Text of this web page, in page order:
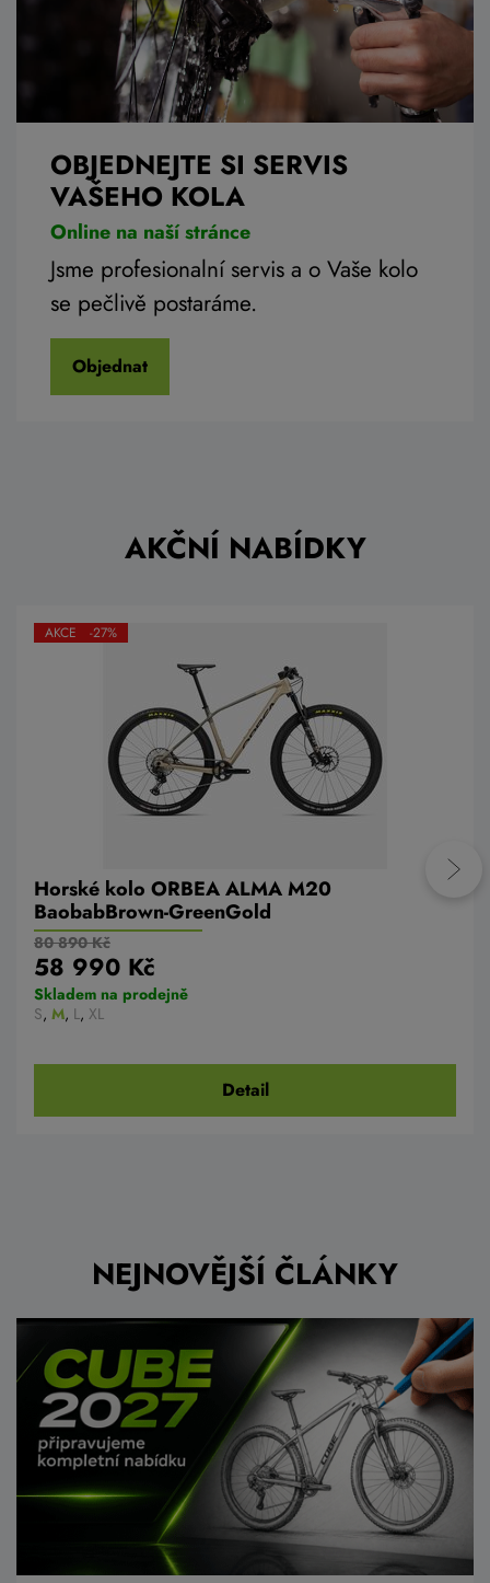
OBJEDNEJTE SI SERVIS
VAŠEHO KOLA
Online na naší stránce
Jsme profesionalní servis a o Vaše kolo
se pečlivě postaráme.
Objednat
AKČNÍ NABÍDKY
Horské kolo ORBEA ALMA M20
BaobabBrown-GreenGold
AKCE -27%
80 890 Kč
58 990 Kč
Skladem na prodejně
S, M, L, XL
Detail
NEJNOVĚJŠÍ ČLÁNKY